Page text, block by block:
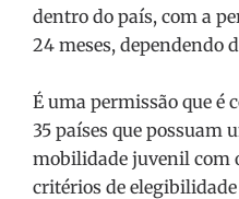
dentro do país, com a
24 meses, dependendo
É uma permissão que é
35 países que possuam
mobilidade juvenil com
critérios de elegibilidade